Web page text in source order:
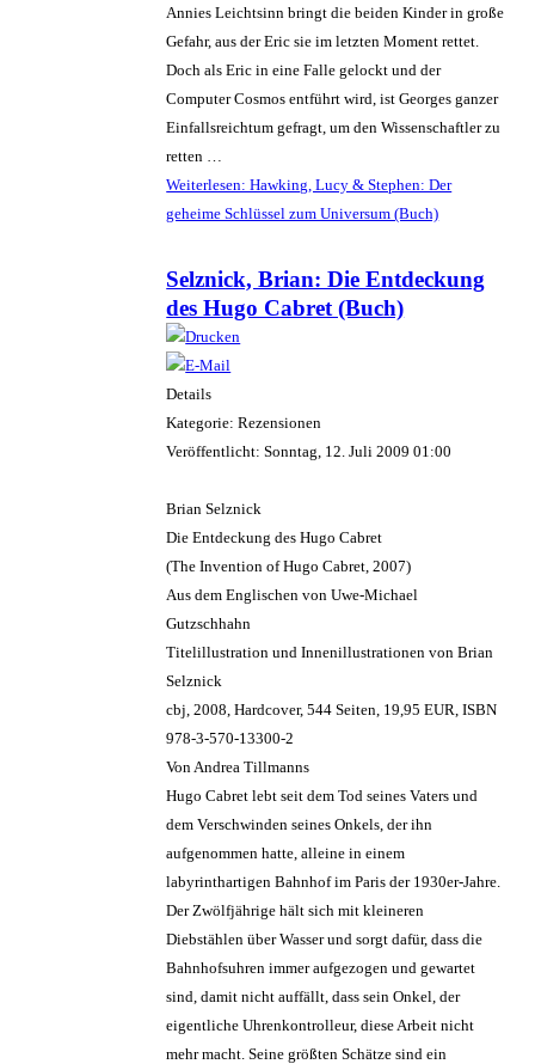
Annies Leichtsinn bringt die beiden Kinder in große
Gefahr, aus der Eric sie im letzten Moment rettet.
Doch als Eric in eine Falle gelockt und der
Computer Cosmos entführt wird, ist Georges ganzer
Einfallsreichtum gefragt, um den Wissenschaftler zu
retten …
Weiterlesen: Hawking, Lucy & Stephen: Der
geheime Schlüssel zum Universum (Buch)
Selznick, Brian: Die Entdeckung
des Hugo Cabret (Buch)
Details
Kategorie: Rezensionen
Veröffentlicht: Sonntag, 12. Juli 2009 01:00
Brian Selznick
Die Entdeckung des Hugo Cabret
(The Invention of Hugo Cabret, 2007)
Aus dem Englischen von Uwe-Michael
Gutzschhahn
Titelillustration und Innenillustrationen von Brian
Selznick
cbj, 2008, Hardcover, 544 Seiten, 19,95 EUR, ISBN
978-3-570-13300-2
Von Andrea Tillmanns
Hugo Cabret lebt seit dem Tod seines Vaters und
dem Verschwinden seines Onkels, der ihn
aufgenommen hatte, alleine in einem
labyrinthartigen Bahnhof im Paris der 1930er-Jahre.
Der Zwölfjährige hält sich mit kleineren
Diebstählen über Wasser und sorgt dafür, dass die
Bahnhofsuhren immer aufgezogen und gewartet
sind, damit nicht auffällt, dass sein Onkel, der
eigentliche Uhrenkontrolleur, diese Arbeit nicht
mehr macht. Seine größten Schätze sind ein